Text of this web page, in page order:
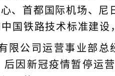
、首都国际机场、
国铁路技术标准建设
限公司运营事业部总
后因新冠疫情暂停运